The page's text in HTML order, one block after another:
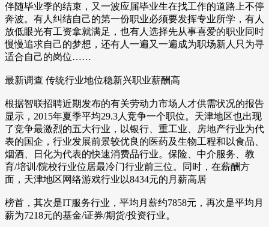
伴随毕业季的结束，又一波应届毕业生在找工作的道路上不停
奔波。有人纠结自己的第一份职业必须要发挥专业所学，有人
放低眼光有工资拿就满足，也有人选择先从事喜爱的职业同时
慢慢追求自己的梦想，还有人一遍又一遍成为职场新人只为寻
适合自己的岗位……
最新调查 传统行业地位稳新兴职业薪酬高
根据智联招聘近期发布的有关劳动力市场人才供需状况的报告
显示，2015年夏季平均29.3人竞争一个职位。天津地区也出现
了竞争最激烈的五大行业，以银行、重工业、房地产行业为代
表的国企，行业发展前景较优良的医药及生物工程和以食品、
烟酒、日化为代表的快速消费品行业。保险、中介服务、教
育/培训/院校行业位居最冷门行业前三位。同时，在薪酬方
面，天津地区网络游戏行业以8434元的月薪高居
榜首，其次是IT服务行业，平均月薪约7858元，再次是平均月
薪为7218元的基金/证券/期货/投资行业。